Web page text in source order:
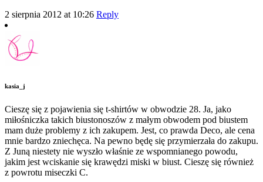
2 sierpnia 2012 at 10:26 Reply
kasia_j
Cieszę się z pojawienia się t-shirtów w obwodzie 28. Ja, jako
miłośniczka takich biustonoszów z małym obwodem pod biustem
mam duże problemy z ich zakupem. Jest, co prawda Deco, ale cena
mnie bardzo zniechęca. Na pewno będę się przymierzała do zakupu.
Z Juną niestety nie wyszło właśnie ze wspomnianego powodu,
jakim jest wciskanie się krawędzi miski w biust. Cieszę się również
z powrotu miseczki C.